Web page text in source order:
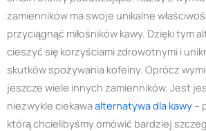
zamienników ma swoje unikalne
przyciągnąć miłośników kawy. Dzięki tym
cieszyć się korzyściami zdrowotnymi i
skutków spożywania kofeiny. Oprócz
jeszcze wiele innych zamienników. Jest
niezwykle ciekawaalternatywa dla kawy –
którą chcielibyśmy omówić bardziej